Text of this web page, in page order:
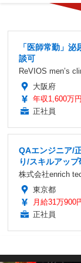
「医師常勤」
談可
ReVIOS men’s
大阪府
年収1,600万
正社員
QAエンジニア/
り/スキルアップ
株式会社enrich
東京都
月給31万900
正社員